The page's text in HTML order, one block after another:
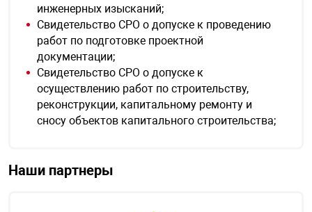
инженерных изысканий;
Свидетельство СРО о допуске к проведению
работ по подготовке проектной
документации;
Свидетельство СРО о допуске к
осуществлению работ по строительству,
реконструкции, капитальному ремонту и
сносу объектов капитального строительства;
Наши партнеры